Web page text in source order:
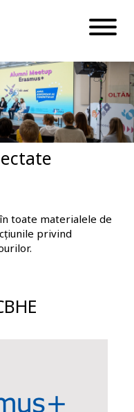
toate materialele de
privind